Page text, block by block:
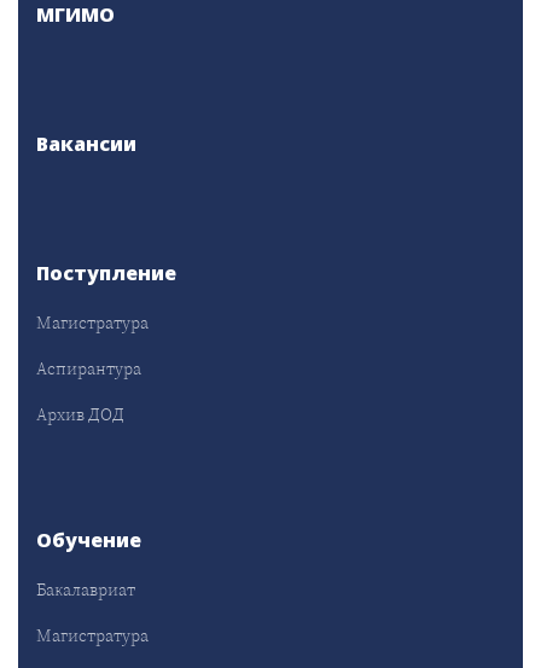
МГИМО
Вакансии
Поступление
Магистратура
Аспирантура
Архив ДОД
Обучение
Бакалавриат
Магистратура